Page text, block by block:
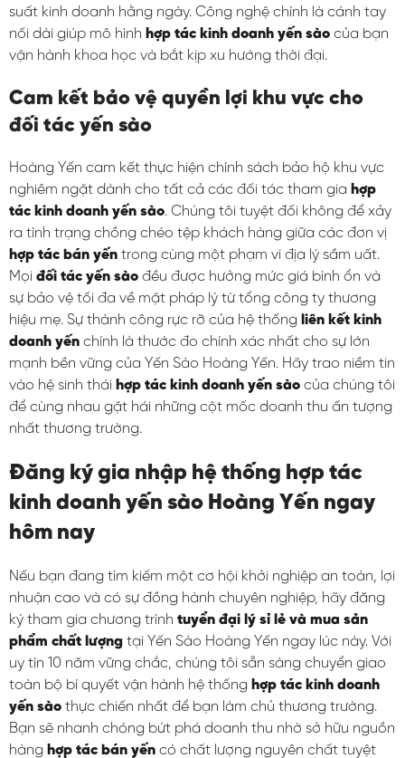
suất kinh doanh hằng ngày. Công nghệ chính là cánh tay
nối dài giúp mô hình hợp tác kinh doanh yến sào của bạn
vận hành khoa học và bắt kịp xu hướng thời đại.
Cam kết bảo vệ quyền lợi khu vực cho
đối tác yến sào
Hoàng Yến cam kết thực hiện chính sách bảo hộ khu vực
nghiêm ngặt dành cho tất cả các đối tác tham gia hợp
tác kinh doanh yến sào. Chúng tôi tuyệt đối không để xảy
ra tình trạng chồng chéo tệp khách hàng giữa các đơn vị
hợp tác bán yến trong cùng một phạm vi địa lý sầm uất.
Mọi đối tác yến sào đều được hưởng mức giá bình ổn và
sự bảo vệ tối đa về mặt pháp lý từ tổng công ty thương
hiệu mẹ. Sự thành công rực rỡ của hệ thống liên kết kinh
doanh yến chính là thước đo chính xác nhất cho sự lớn
mạnh bền vững của Yến Sào Hoàng Yến. Hãy trao niềm tin
vào hệ sinh thái hợp tác kinh doanh yến sào của chúng tôi
để cùng nhau gặt hái những cột mốc doanh thu ấn tượng
nhất thương trường.
Đăng ký gia nhập hệ thống hợp tác
kinh doanh yến sào Hoàng Yến ngay
hôm nay
Nếu bạn đang tìm kiếm một cơ hội khởi nghiệp an toàn, lợi
nhuận cao và có sự đồng hành chuyên nghiệp, hãy đăng
ký tham gia chương trình tuyển đại lý sỉ lẻ và mua sản
phẩm chất lượng tại Yến Sào Hoàng Yến ngay lúc này. Với
uy tín 10 năm vững chắc, chúng tôi sẵn sàng chuyển giao
toàn bộ bí quyết vận hành hệ thống hợp tác kinh doanh
yến sào thực chiến nhất để bạn làm chủ thương trường.
Bạn sẽ nhanh chóng bứt phá doanh thu nhờ sở hữu nguồn
hàng hợp tác bán yến có chất lượng nguyên chất tuyệt